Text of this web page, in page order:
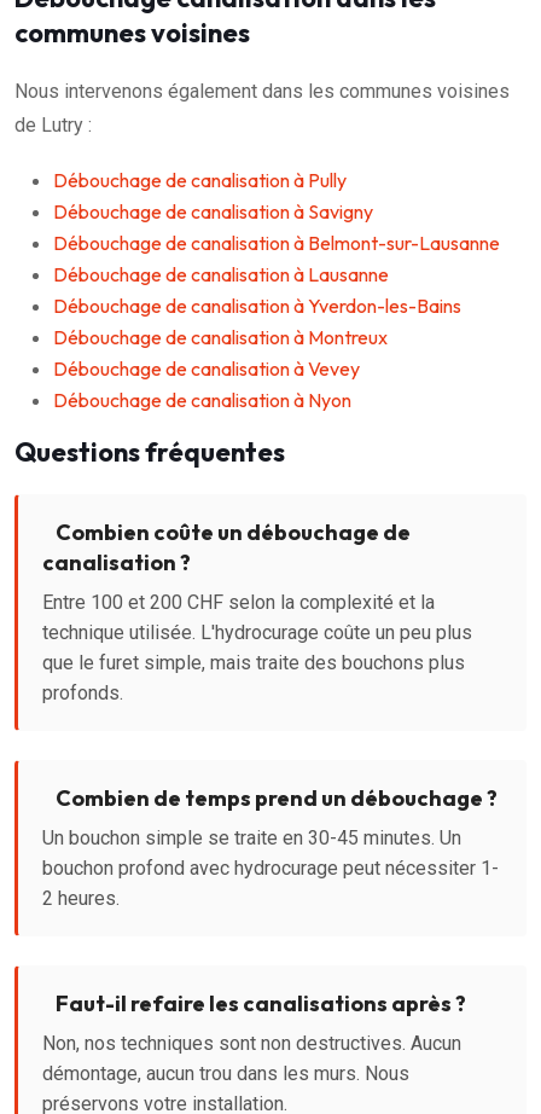
communes voisines
Nous intervenons également dans les communes voisines
de Lutry :
Débouchage de canalisation à Pully
Débouchage de canalisation à Savigny
Débouchage de canalisation à Belmont-sur-Lausanne
Débouchage de canalisation à Lausanne
Débouchage de canalisation à Yverdon-les-Bains
Débouchage de canalisation à Montreux
Débouchage de canalisation à Vevey
Débouchage de canalisation à Nyon
Questions fréquentes
Combien coûte un débouchage de
canalisation ?
Entre 100 et 200 CHF selon la complexité et la
technique utilisée. L'hydrocurage coûte un peu plus
que le furet simple, mais traite des bouchons plus
profonds.
Combien de temps prend un débouchage ?
Un bouchon simple se traite en 30-45 minutes. Un
bouchon profond avec hydrocurage peut nécessiter 1-
2 heures.
Faut-il refaire les canalisations après ?
Non, nos techniques sont non destructives. Aucun
démontage, aucun trou dans les murs. Nous
préservons votre installation.